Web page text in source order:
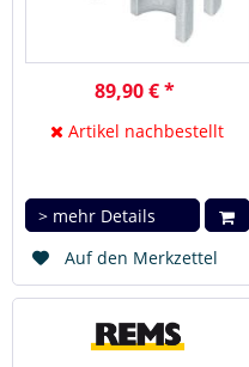
89,90 € *
Artikel nachbestellt
> mehr Details
Auf den Merkzettel